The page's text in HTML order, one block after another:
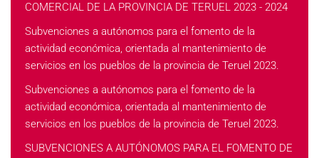
COMERCIAL DE LA PROVINCIA DE TERUEL 2023 - 2024
Subvenciones a autónomos para el fomento de la
actividad económica, orientada al mantenimiento de
servicios en los pueblos de la provincia de Teruel 2023.
Subvenciones a autónomos para el fomento de la
actividad económica, orientada al mantenimiento de
servicios en los pueblos de la provincia de Teruel 2023.
SUBVENCIONES A AUTÓNOMOS PARA EL FOMENTO DE